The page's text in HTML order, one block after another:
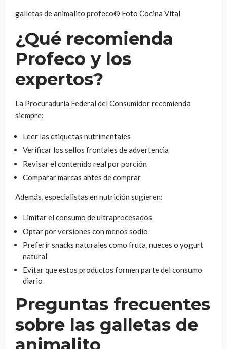
galletas de animalito profeco© Foto Cocina Vital
¿Qué recomienda
Profeco y los
expertos?
La Procuraduría Federal del Consumidor recomienda
siempre:
Leer las etiquetas nutrimentales
Verificar los sellos frontales de advertencia
Revisar el contenido real por porción
Comparar marcas antes de comprar
Además, especialistas en nutrición sugieren:
Limitar el consumo de ultraprocesados
Optar por versiones con menos sodio
Preferir snacks naturales como fruta, nueces o yogurt
natural
Evitar que estos productos formen parte del consumo
diario
Preguntas frecuentes
sobre las galletas de